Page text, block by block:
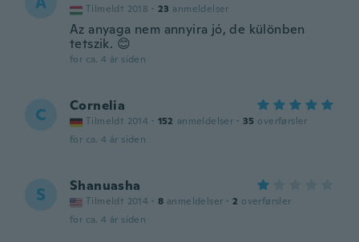
Tilmeldt 2018 · 23 anmeldelser
Az anyaga nem annyira jó, de különben
tetszik. 😊
for ca. 4 år siden
C Cornelia
Tilmeldt 2014 · 152 anmeldelser · 35 overførsler
for ca. 4 år siden
S Shanuasha
Tilmeldt 2014 · 8 anmeldelser · 2 overførsler
for ca. 4 år siden